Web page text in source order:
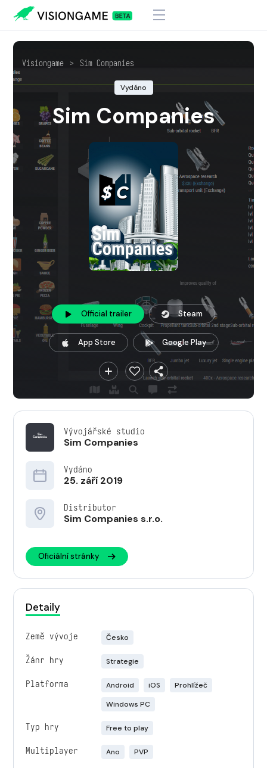
Visiongame > Sim Companies
Vydáno
Sim Companies
Official trailer Steam
App Store Google Play
Vývojářské studio
Sim Companies
Vydáno
25. září 2019
Distributor
Sim Companies s.r.o.
Oficiální stránky
Detaily
Země vývoje Česko
Žánr hry Strategie
Platforma Android iOS
Prohlížeč
Windows PC
Typ hry Free to play
Multiplayer Ano PVP